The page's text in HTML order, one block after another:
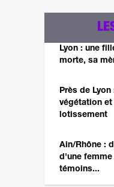
Lyon : une
morte, sa
Près de
végétation et
lotissement
Ain/Rhône :
d'une femme
témoins...